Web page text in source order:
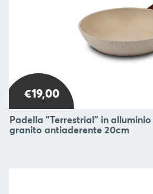
DRINK
CONTAINERS
BARBECUE
€19,00
Padella "Terrestrial" in
granito antiaderente 20cm